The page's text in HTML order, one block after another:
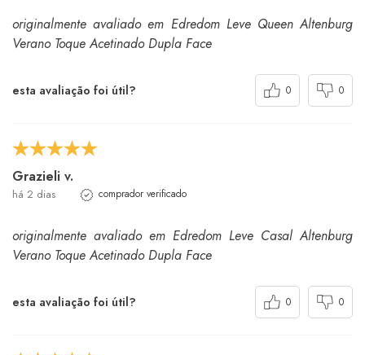
originalmente avaliado em Edredom Leve Queen Altenburg
Verano Toque Acetinado Dupla Face
esta avaliação foi útil? 0 0
Grazieli v.
há 2 dias comprador verificado
originalmente avaliado em Edredom Leve Casal Altenburg
Verano Toque Acetinado Dupla Face
esta avaliação foi útil? 0 0